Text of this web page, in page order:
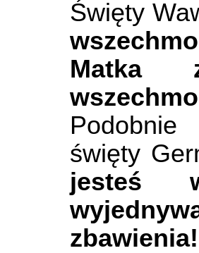
Święty
Matka
Podobnie
święty
jesteś